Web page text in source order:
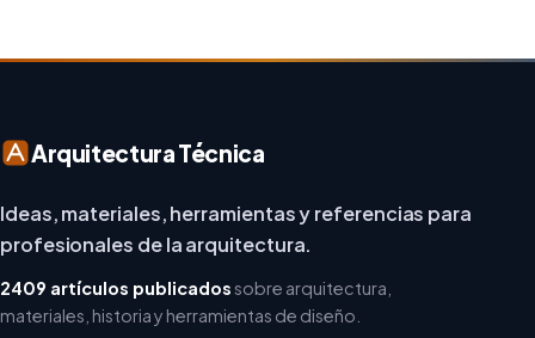
Arquitectura Técnica
Ideas, materiales, herramientas y referencias para
profesionales de la arquitectura.
2409 artículos publicadossobre arquitectura,
materiales, historia y herramientas de diseño.